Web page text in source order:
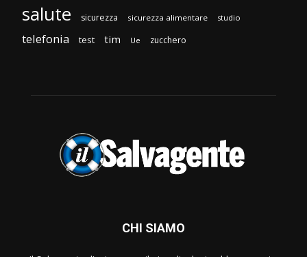
salute sicurezza sicurezza alimentare studio
telefonia test tim Ue zucchero
CHI SIAMO